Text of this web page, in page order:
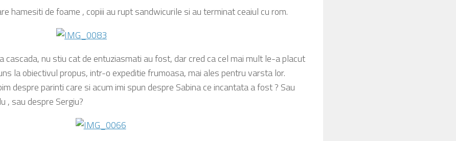
hamesiti de foame , copiii au rupt sandwicurile si au terminat ceaiul cu rom.
cascada, nu stiu cat de entuziasmati au fost, dar cred ca cel mai mult le-a placut
la obiectivul propus, intr-o expeditie frumoasa, mai ales pentru varsta lor.
despre parinti care si acum imi spun despre Sabina ce incantata a fost ? Sau
, sau despre Sergiu?